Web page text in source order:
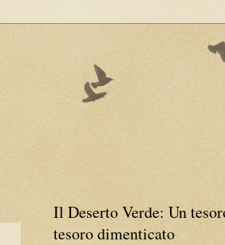
Il Deserto Verde: Un
tesoro dimenticato